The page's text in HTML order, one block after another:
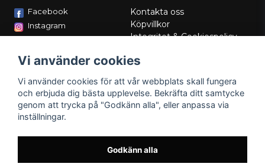
Facebook
Instagram
Kontakta oss
Köpvillkor
Integritet & Cookiespolicy
Service/Garanti
Lådritning
Om oss
Vi använder cookies
Vi använder cookies för att vår webbplats skall fungera
och erbjuda dig bästa upplevelse. Bekräfta ditt samtycke
genom att trycka på "Godkänn alla", eller anpassa via
inställningar.
Godkänn alla